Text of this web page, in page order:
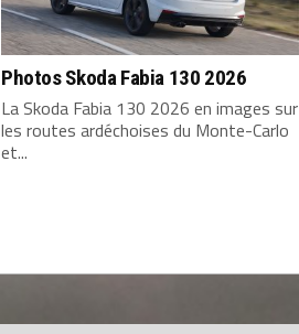
Photos Skoda Fabia 130 2026
La Skoda Fabia 130 2026 en images sur
les routes ardéchoises du Monte-Carlo
et...